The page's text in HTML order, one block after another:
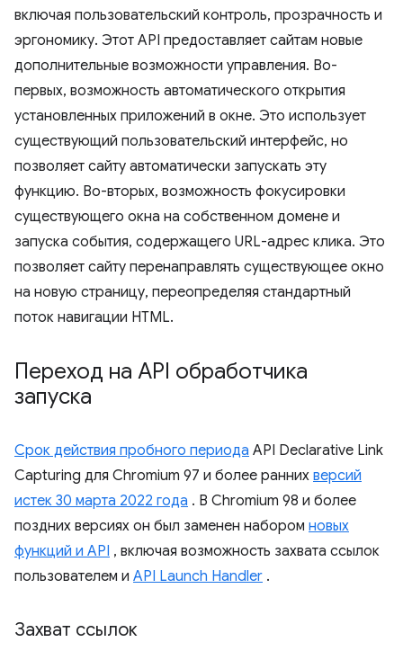
включая пользовательский контроль, прозрачность и
эргономику. Этот API предоставляет сайтам новые
дополнительные возможности управления. Во-
первых, возможность автоматического открытия
установленных приложений в окне. Это использует
существующий пользовательский интерфейс, но
позволяет сайту автоматически запускать эту
функцию. Во-вторых, возможность фокусировки
существующего окна на собственном домене и
запуска события, содержащего URL-адрес клика. Это
позволяет сайту перенаправлять существующее окно
на новую страницу, переопределяя стандартный
поток навигации HTML.
Переход на API обработчика
запуска
Срок действия пробного периода API Declarative Link
Capturing для Chromium 97 и более ранних версий
истек 30 марта 2022 года . В Chromium 98 и более
поздних версиях он был заменен набором новых
функций и API , включая возможность захвата ссылок
пользователем и API Launch Handler .
Захват ссылок